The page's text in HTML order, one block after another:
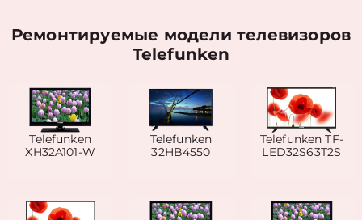
Ремонтируемые модели телевизоров
Telefunken
Telefunken
XH32A101-W
Telefunken
32HB4550
Telefunken TF-
LED32S63T2S